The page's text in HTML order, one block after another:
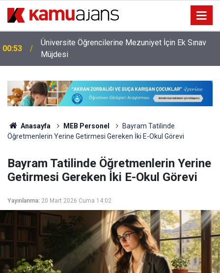
00:53
Üniversite Öğrencilerine Mezuniyet İçin Ek Sınav
Müjdesi
Anasayfa MEB Personel
Bayram Tatilinde
Öğretmenlerin Yerine Getirmesi Gereken İki E-Okul Görevi
Bayram Tatilinde Öğretmenlerin Yerine
Getirmesi Gereken İki E-Okul Görevi
Yayınlanma: 20 Mart 2026 Cuma 14:02